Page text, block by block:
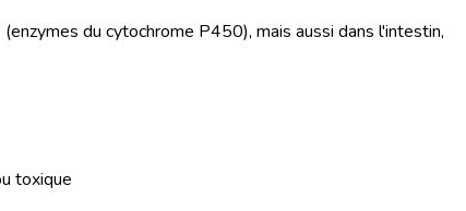
(enzymes du cytochrome P450), mais aussi dans l'intestin,
toxique